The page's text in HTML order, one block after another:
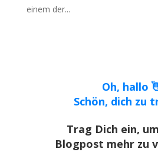
einem der...
Oh, hallo
Schön, dich zu
Trag Dich ein,
Blogpost mehr zu